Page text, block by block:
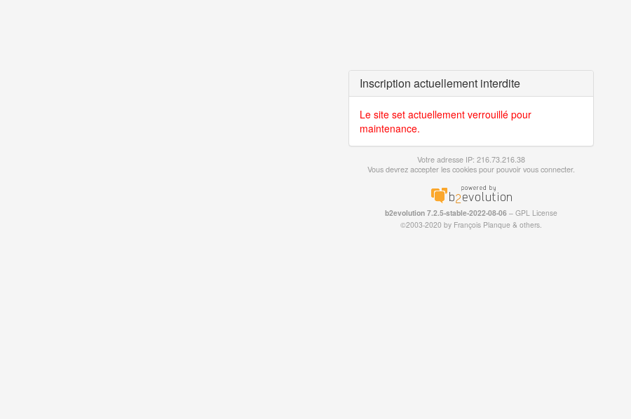
Inscription actuellement interdite
Le site set actuellement verrouillé pour
maintenance.
Votre adresse IP: 216.73.216.38
Vous devrez accepter les cookies pour pouvoir vous connecter.
b2evolution 7.2.5-stable-2022-08-06 – GPL License
©2003-2020 by François Planque & others